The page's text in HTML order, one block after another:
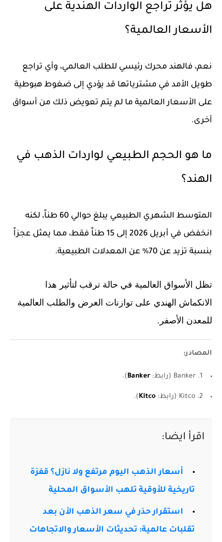
هل يؤثر تراجع الواردات الهندية على
الأسعار العالمية؟
نعم، فالهند محرك رئيسي للطلب العالمي، وأي تراجع
طويل الأمد في مشترياتها قد يؤدي إلى ضغوط هبوطية
على الأسعار العالمية ما لم يتم تعويض ذلك من أسواق
أخرى.
ما هو الحجم الطبيعي لواردات الذهب في
الهند؟
المتوسط الشهري الطبيعي يبلغ حوالي 60 طناً، لكنه
انخفض في أبريل 2026 إلى 15 طناً فقط، مما يمثل عجزاً
بنسبة تزيد عن 70% عن المعدلات الطبيعية.
تظل الأسواق العالمية في حالة ترقب لتأثير هذا
الانكماش الهندي على توازنات العرض والطلب العالمية
للمعدن الأصفر.
المصادر:
1. Banker (رابط: Banker
).
2. Kitco (رابط: Kitco
).
اقرأ ايضا:
أسعار الذهب اليوم مرتفع ولا نازل؟ قفزة
تاريخية للأوقية تلهب الأسواق المحلية
استقرار حذر في سعر الذهب الأن بعد
تقلبات عالمية: تحديثات الأسعار والاتجاهات